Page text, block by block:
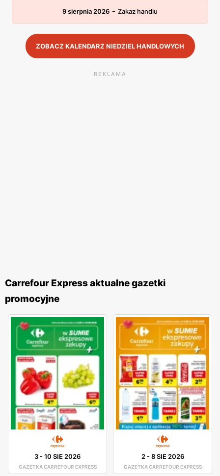
9 sierpnia 2026 - Zakaz handlu
ZOBACZ KALENDARZ NIEDZIEL HANDLOWYCH
REKLAMA
Carrefour Express aktualne gazetki
promocyjne
3-10 SIE 2026
GAZETKA CARREFOUR EXPRESS
2-8 SIE 2026
GAZETKA CARREFOUR EXPRESS